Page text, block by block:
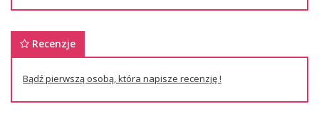
Recenzje
Bądź pierwszą osobą, która napisze recenzję !